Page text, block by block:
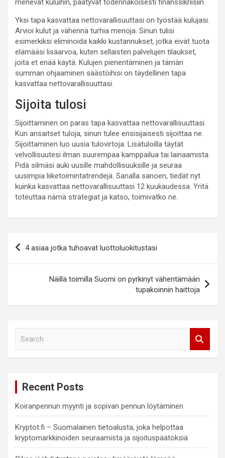
menevät kuluihin, päätyvät todennäköisesti finanssikriisiin.
Yksi tapa kasvattaa nettovarallisuuttasi on työstää kulujasi.
Arvioi kulut ja vähennä turhia menoja. Sinun tulisi
esimerkiksi eliminoida kaikki kustannukset, jotka eivät tuota
elämääsi lisäarvoa, kuten sellaisten palvelujen tilaukset,
joita et enää käytä. Kulujen pienentäminen ja tämän
summan ohjaaminen säästöihisi on täydellinen tapa
kasvattaa nettovarallisuuttasi.
Sijoita tulosi
Sijoittaminen on paras tapa kasvattaa nettovarallisuuttasi.
Kun ansaitset tuloja, sinun tulee ensisijaisesti sijoittaa ne.
Sijoittaminen luo uusia tulovirtoja. Lisätuloilla täytät
velvollisuutesi ilman suurempaa kamppailua tai lainaamista.
Pidä silmäsi auki uusille mahdollisuuksille ja seuraa
uusimpia liiketoimintatrendejä. Sanalla sanoen, tiedät nyt
kuinka kasvattaa nettovarallisuuttasi 12 kuukaudessa. Yritä
toteuttaa nämä strategiat ja katso, toimivatko ne.
Artikkelien
4 asiaa jotka tuhoavat luottoluokitustasi
Näillä toimilla Suomi on pyrkinyt vähentämään
tupakoinnin haittoja
Recent Posts
Koiranpennun myynti ja sopivan pennun löytäminen
Kryptot.fi – Suomalainen tietoalusta, joka helpottaa
kryptomarkkinoiden seuraamista ja sijoituspäätöksiä